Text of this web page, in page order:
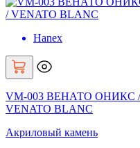
Hanex
VM-003 ВЕНАТО ОНИКС /
VENATO BLANC
Акриловый камень